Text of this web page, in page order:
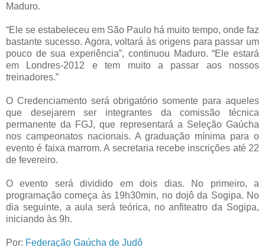
Maduro.
“Ele se estabeleceu em São Paulo há muito tempo, onde faz
bastante sucesso. Agora, voltará às origens para passar um
pouco de sua experiência”, continuou Maduro. “Ele estará
em Londres-2012 e tem muito a passar aos nossos
treinadores.”
O Credenciamento será obrigatório somente para aqueles
que desejarem ser integrantes da comissão técnica
permanente da FGJ, que representará a Seleção Gaúcha
nos campeonatos nacionais. A graduação mínima para o
evento é faixa marrom. A secretaria recebe inscrições até 22
de fevereiro.
O evento será dividido em dois dias. No primeiro, a
programação começa às 19h30min, no dojô da Sogipa. No
dia seguinte, a aula será teórica, no anfiteatro da Sogipa,
iniciando às 9h.
Por: Federação Gaúcha de Judô